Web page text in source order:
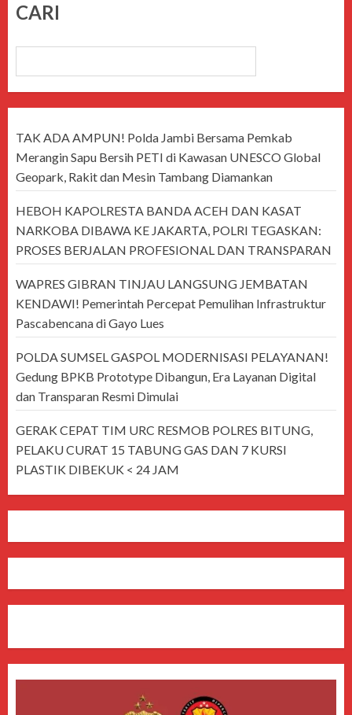
CARI
TAK ADA AMPUN! Polda Jambi Bersama Pemkab
Merangin Sapu Bersih PETI di Kawasan UNESCO Global
Geopark, Rakit dan Mesin Tambang Diamankan
HEBOH KAPOLRESTA BANDA ACEH DAN KASAT
NARKOBA DIBAWA KE JAKARTA, POLRI TEGASKAN:
PROSES BERJALAN PROFESIONAL DAN TRANSPARAN
WAPRES GIBRAN TINJAU LANGSUNG JEMBATAN
KENDAWI! Pemerintah Percepat Pemulihan Infrastruktur
Pascabencana di Gayo Lues
POLDA SUMSEL GASPOL MODERNISASI PELAYANAN!
Gedung BPKB Prototype Dibangun, Era Layanan Digital
dan Transparan Resmi Dimulai
GERAK CEPAT TIM URC RESMOB POLRES BITUNG,
PELAKU CURAT 15 TABUNG GAS DAN 7 KURSI
PLASTIK DIBEKUK < 24 JAM